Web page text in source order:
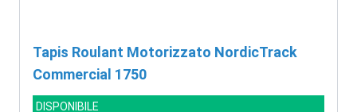
Tapis Roulant Motorizzato NordicTrack
Commercial 1750
DISPONIBILE